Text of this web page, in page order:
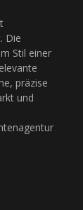
Die
Stil einer
präzise
und